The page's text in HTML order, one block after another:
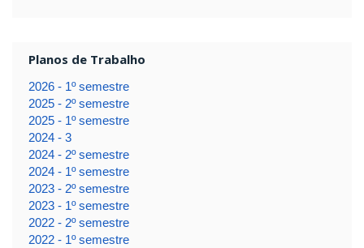
Planos de Trabalho
2026 - 1º semestre
2025 - 2º semestre
2025 - 1º semestre
2024 - 3
2024 - 2º semestre
2024 - 1º semestre
2023 - 2º semestre
2023 - 1º semestre
2022 - 2º semestre
2022 - 1º semestre